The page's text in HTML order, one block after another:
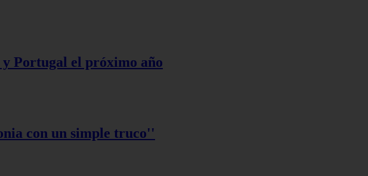
Portugal el próximo año
con un simple truco''